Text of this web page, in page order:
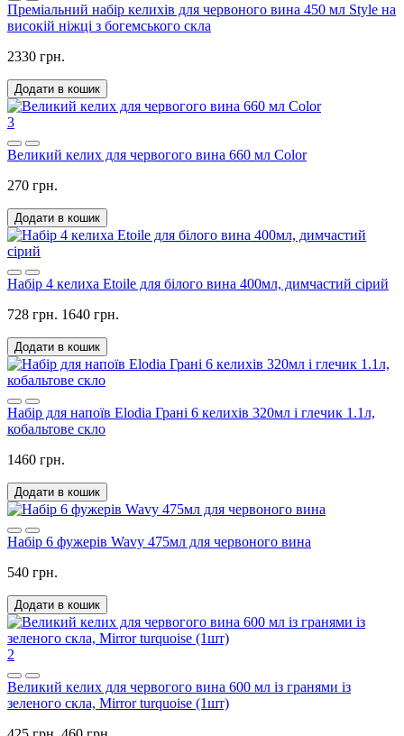
Преміальний набір келихів для червоного вина 450 мл Style на
високій ніжці з богемського скла
2330 грн.
Додати в кошик
3
Великий келих для червогого вина 660 мл Color
270 грн.
Додати в кошик
Набір 4 келиха Etoile для білого вина 400мл, димчастий сірий
728 грн. 1640 грн.
Додати в кошик
Набір для напоїв Elodia Грані 6 келихів 320мл і глечик 1.1л,
кобальтове скло
1460 грн.
Додати в кошик
Набір 6 фужерів Wavy 475мл для червоного вина
540 грн.
Додати в кошик
2
Великий келих для червогого вина 600 мл із гранями із
зеленого скла, Mirror turquoise (1шт)